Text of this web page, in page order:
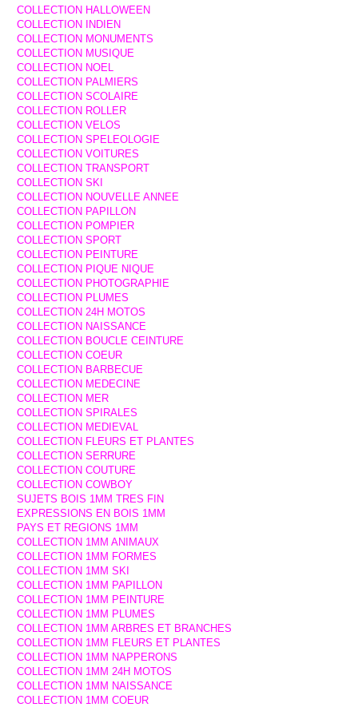
COLLECTION HALLOWEEN
COLLECTION INDIEN
COLLECTION MONUMENTS
COLLECTION MUSIQUE
COLLECTION NOEL
COLLECTION PALMIERS
COLLECTION SCOLAIRE
COLLECTION ROLLER
COLLECTION VELOS
COLLECTION SPELEOLOGIE
COLLECTION VOITURES
COLLECTION TRANSPORT
COLLECTION SKI
COLLECTION NOUVELLE ANNEE
COLLECTION PAPILLON
COLLECTION POMPIER
COLLECTION SPORT
COLLECTION PEINTURE
COLLECTION PIQUE NIQUE
COLLECTION PHOTOGRAPHIE
COLLECTION PLUMES
COLLECTION 24H MOTOS
COLLECTION NAISSANCE
COLLECTION BOUCLE CEINTURE
COLLECTION COEUR
COLLECTION BARBECUE
COLLECTION MEDECINE
COLLECTION MER
COLLECTION SPIRALES
COLLECTION MEDIEVAL
COLLECTION FLEURS ET PLANTES
COLLECTION SERRURE
COLLECTION COUTURE
COLLECTION COWBOY
SUJETS BOIS 1MM TRES FIN
EXPRESSIONS EN BOIS 1MM
PAYS ET REGIONS 1MM
COLLECTION 1MM ANIMAUX
COLLECTION 1MM FORMES
COLLECTION 1MM SKI
COLLECTION 1MM PAPILLON
COLLECTION 1MM PEINTURE
COLLECTION 1MM PLUMES
COLLECTION 1MM ARBRES ET BRANCHES
COLLECTION 1MM FLEURS ET PLANTES
COLLECTION 1MM NAPPERONS
COLLECTION 1MM 24H MOTOS
COLLECTION 1MM NAISSANCE
COLLECTION 1MM COEUR